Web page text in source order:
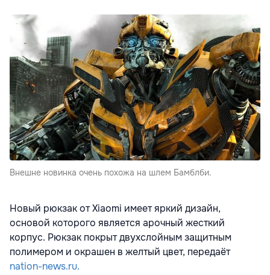
Внешне новинка очень похожа на шлем Бамблби.
Новый рюкзак от Xiaomi имеет яркий дизайн,
основой которого является арочный жесткий
корпус. Рюкзак покрыт двухслойным защитным
полимером и окрашен в желтый цвет, передаёт
nation-news.ru.